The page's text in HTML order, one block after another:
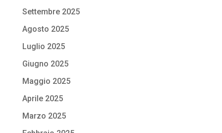
Settembre 2025
Agosto 2025
Luglio 2025
Giugno 2025
Maggio 2025
Aprile 2025
Marzo 2025